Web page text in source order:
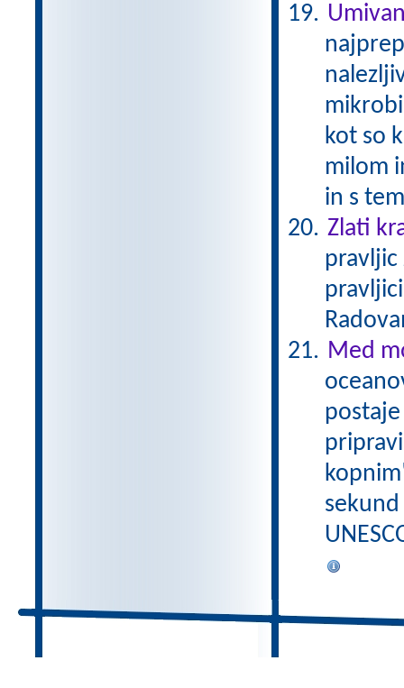
kot so
milom
in s
Zlati
pravljic
Med